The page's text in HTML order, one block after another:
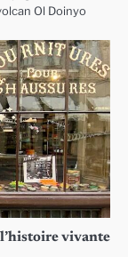
Ol Doinyo
vivante